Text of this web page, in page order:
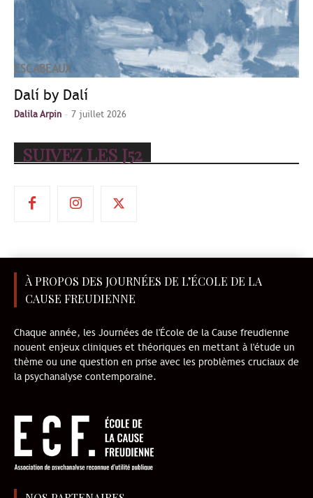
ESCABEAUX
Dalí by Dalí
Dalila Arpin - 7 juillet 2026
SUIVEZ LES J52
À PROPOS DES JOURNÉES DE L’ÉCOLE DE LA
CAUSE FREUDIENNE
Chaque année, les Journées de l'École de la Cause freudienne
nouent enjeux cliniques et théoriques en mettant à l'étude un
thème ou une question en prise avec les problèmes cruciaux de
la psychanalyse contemporaine.